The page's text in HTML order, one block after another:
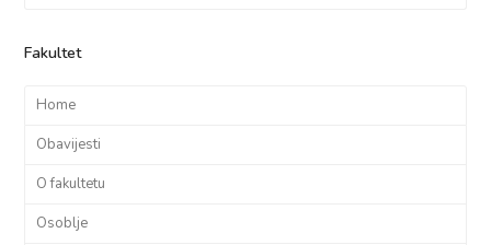
Fakultet
Home
Obavijesti
O fakultetu
Osoblje